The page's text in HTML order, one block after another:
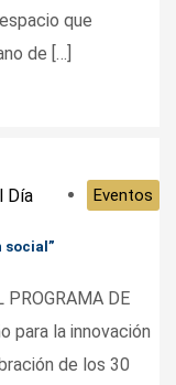
que
de […]
Día Eventos
social”
PROGRAMA DE
para la innovación
de los 30